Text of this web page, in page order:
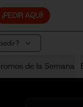
¡PEDIR AQUÍ!
de la Semana